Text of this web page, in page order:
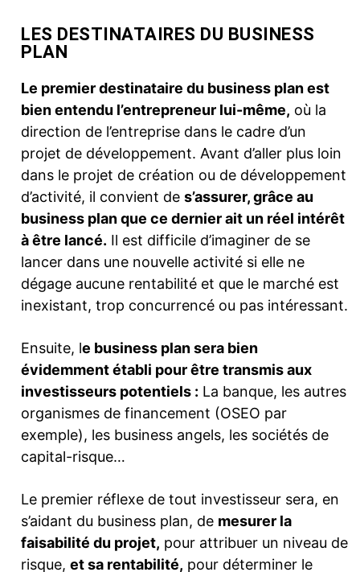
LES DESTINATAIRES DU BUSINESS
PLAN
Le premier destinataire du business plan est
bien entendu l’entrepreneur lui-même, où la
direction de l’entreprise dans le cadre d’un
projet de développement. Avant d’aller plus loin
dans le projet de création ou de développement
d’activité, il convient de s’assurer, grâce au
business plan que ce dernier ait un réel intérêt
à être lancé. Il est difficile d’imaginer de se
lancer dans une nouvelle activité si elle ne
dégage aucune rentabilité et que le marché est
inexistant, trop concurrencé ou pas intéressant.
Ensuite, le business plan sera bien
évidemment établi pour être transmis aux
investisseurs potentiels : La banque, les autres
organismes de financement (OSEO par
exemple), les business angels, les sociétés de
capital-risque…
Le premier réflexe de tout investisseur sera, en
s’aidant du business plan, de mesurer la
faisabilité du projet, pour attribuer un niveau de
risque, et sa rentabilité, pour déterminer le